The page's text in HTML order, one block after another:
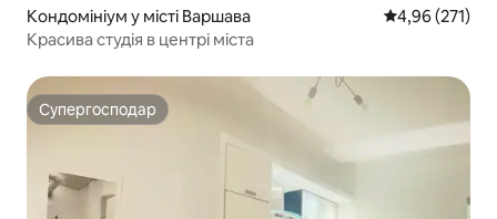
Кондомініум у місті Варшава Середня
4,96 (271)
Красива студія в центрі міста
Супергосподар
Супергосподар